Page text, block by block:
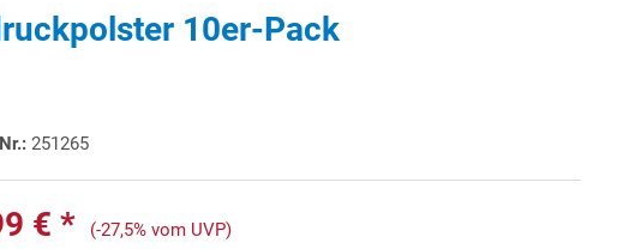
10er-Pack
251265
€ *
(-27,5% vom UVP)